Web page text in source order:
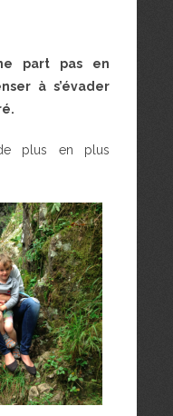
part pas en
à s’évader
plus en plus